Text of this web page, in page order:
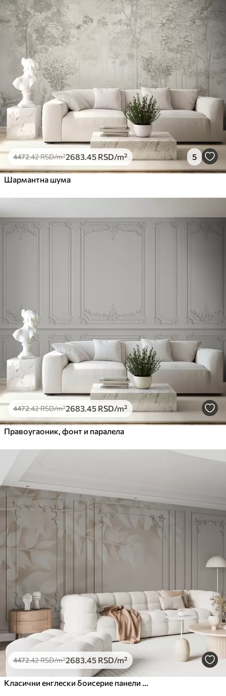
4472.42RSD/m²2683.45 RSD/m² 5
Шармантна шума
4472.42RSD/m²2683.45 RSD/m²
Правоугаоник, фонт и паралела
4472.42RSD/m²2683.45 RSD/m²
Класични енглески боисерие панели са лишћем